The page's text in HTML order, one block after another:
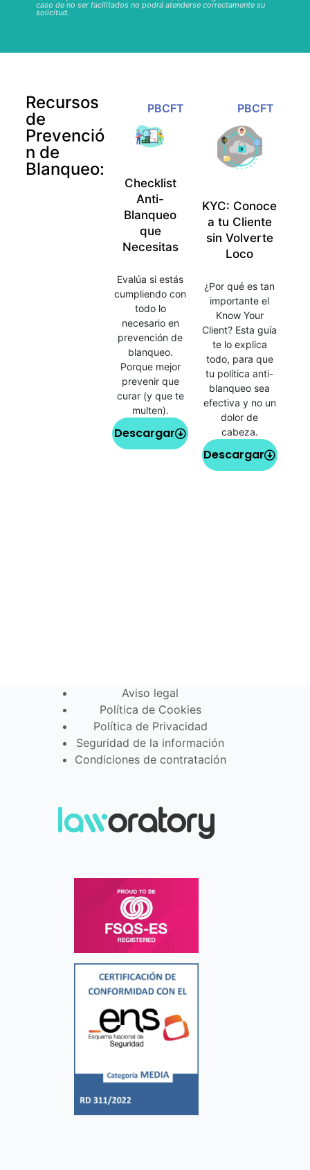
caso de no ser facilitados no podrá atenderse correctamente su
solicitud.
Recursos
de
Prevenció
n de
Blanqueo:
PBCFT
Checklist
Anti-
Blanqueo
que
Necesitas
Evalúa si estás
cumpliendo con
todo lo
necesario en
prevención de
blanqueo.
Porque mejor
prevenir que
curar (y que te
multen).
Descargar
PBCFT
KYC: Conoce
a tu Cliente
sin Volverte
Loco
¿Por qué es tan
importante el
Know Your
Client? Esta guía
te lo explica
todo, para que
tu política anti-
blanqueo sea
efectiva y no un
dolor de
cabeza.
Descargar
Aviso legal
Política de Cookies
Política de Privacidad
Seguridad de la información
Condiciones de contratación